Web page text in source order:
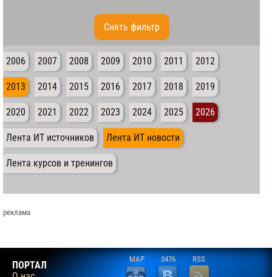
Cнять фильтр
2006 2007 2008 2009 2010 2011 2012
2013 2014 2015 2016 2017 2018 2019
2020 2021 2022 2023 2024 2025 2026
Лента ИТ источников Лента ИТ новости
Лента курсов и тренингов
реклама
ПОРТАЛ
MAP 3476 RSS